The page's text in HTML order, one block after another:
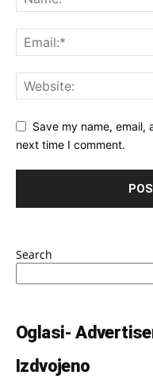
Save my name,
next time I comment.
Search
Oglasi-
Izdvojeno